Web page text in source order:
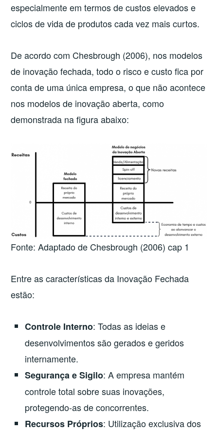
especialmente em termos de custos elevados e
ciclos de vida de produtos cada vez mais curtos.
De acordo com Chesbrough (2006), nos modelos
de inovação fechada, todo o risco e custo fica por
conta de uma única empresa, o que não acontece
nos modelos de inovação aberta, como
demonstrada na figura abaixo:
Fonte: Adaptado de Chesbrough (2006) cap 1
Entre as características da Inovação Fechada
estão:
Controle Interno: Todas as ideias e
desenvolvimentos são gerados e geridos
internamente.
Segurança e Sigilo: A empresa mantém
controle total sobre suas inovações,
protegendo-as de concorrentes.
Recursos Próprios: Utilização exclusiva dos